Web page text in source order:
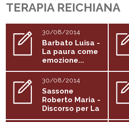
TERAPIA REICHIANA
30/08/2014
Barbato Luisa -
La paura come
emozione...
30/08/2014
Sassone
Roberto Maria -
Discorso per La
forza e la...